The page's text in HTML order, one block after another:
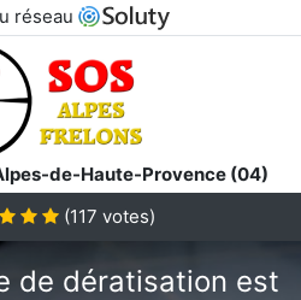
réseau
de-Haute-Provence (04)
(117 votes)
de dératisation est